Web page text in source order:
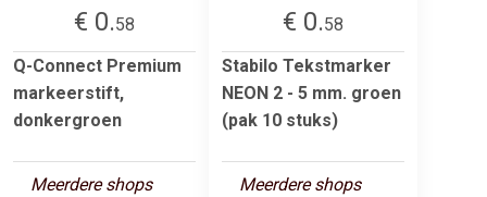
€ 0.58
Q-Connect Premium
markeerstift,
donkergroen
Meerdere shops
€ 0.58
Stabilo Tekstmarker
NEON 2 - 5 mm. groen
(pak 10 stuks)
Meerdere shops